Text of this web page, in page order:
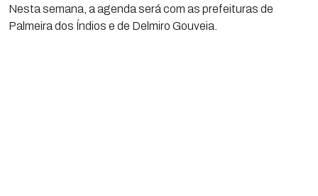
Nesta semana, a agenda será com as prefeituras de
Palmeira dos Índios e de Delmiro Gouveia.